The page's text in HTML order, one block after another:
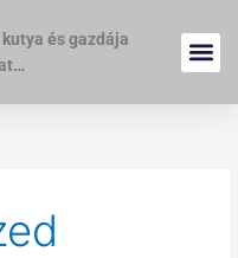
kutya és gazdája